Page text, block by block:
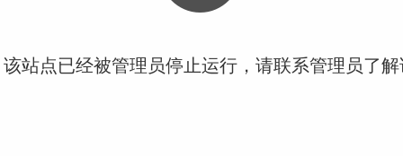
站点已经被管理员停止运行，请联系管理员了